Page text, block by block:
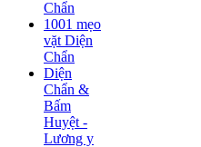
Chẩn
1001 mẹo
vặt Diện
Chẩn
Diện
Chẩn &
Bấm
Huyệt -
Lương y